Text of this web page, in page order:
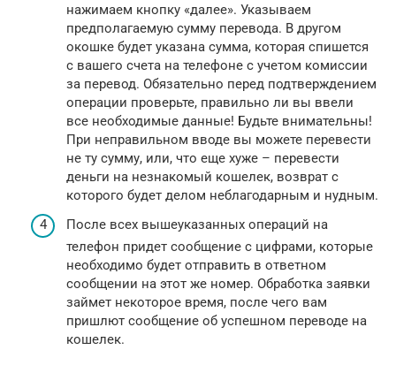
нажимаем кнопку «далее». Указываем
предполагаемую сумму перевода. В другом
окошке будет указана сумма, которая спишется
с вашего счета на телефоне с учетом комиссии
за перевод. Обязательно перед подтверждением
операции проверьте, правильно ли вы ввели
все необходимые данные! Будьте внимательны!
При неправильном вводе вы можете перевести
не ту сумму, или, что еще хуже – перевести
деньги на незнакомый кошелек, возврат с
которого будет делом неблагодарным и нудным.
После всех вышеуказанных операций на
телефон придет сообщение с цифрами, которые
необходимо будет отправить в ответном
сообщении на этот же номер. Обработка заявки
займет некоторое время, после чего вам
пришлют сообщение об успешном переводе на
кошелек.